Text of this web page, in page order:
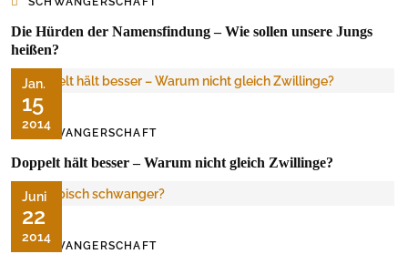
Die Hürden der Namensfindung – Wie sollen unsere Jungs
heißen?
Jan.
15
2014
SCHWANGERSCHAFT
Doppelt hält besser – Warum nicht gleich Zwillinge?
Juni
22
2014
SCHWANGERSCHAFT